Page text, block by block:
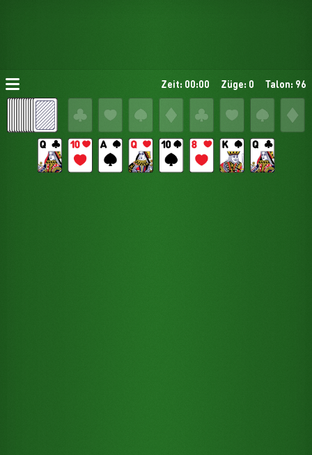
Zeit: 00:00 Züge: 0 Talon: 96